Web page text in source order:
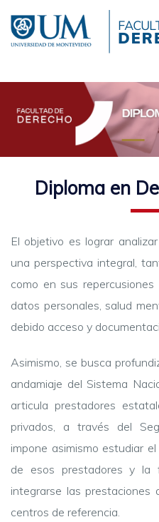
contenido
principal
Diploma en
El objetivo es lograr
una perspectiva integral,
como en sus
datos personales, salud
debido acceso y
Asimismo, se busca
andamiaje del Sistema
articula prestadores
privados, a través del
impone asimismo estudiar
de esos prestadores y la
integrarse las prestaciones
centros de referencia.